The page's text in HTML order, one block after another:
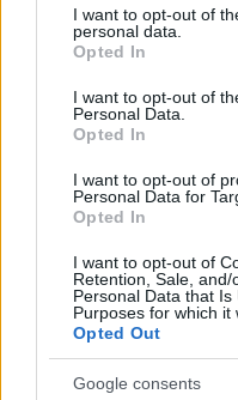
not limited to your visit or
grant or deny consent to
use your data for below
consent section.
I want to opt-out of
personal data.
Opted In
I want to opt-out of
Personal Data.
Opted In
I want to opt-out of
Personal Data for
Opted In
I want to opt-out of
Retention, Sale,
Personal Data that
Purposes for which it
Opted Out
Google consents
, mivel a mű
Jézus feleségül vette
című Perdue-regény egy
meséli el, és szerepel
eljöveteléről, akit
csak amíg a Daughter of
fegyverropogás és az
kód "intellektuális,